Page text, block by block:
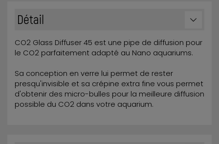
Détail
CO2 Glass Diffuser 45 est une pipe de diffusion pour
le CO2 parfaitement adapté au Nano aquariums.
Sa conception en verre lui permet de rester
presqu'invisible et sa crépine extra fine vous permet
d'obtenir des micro-bulles pour la meilleure diffusion
possible du CO2 dans votre aquarium.